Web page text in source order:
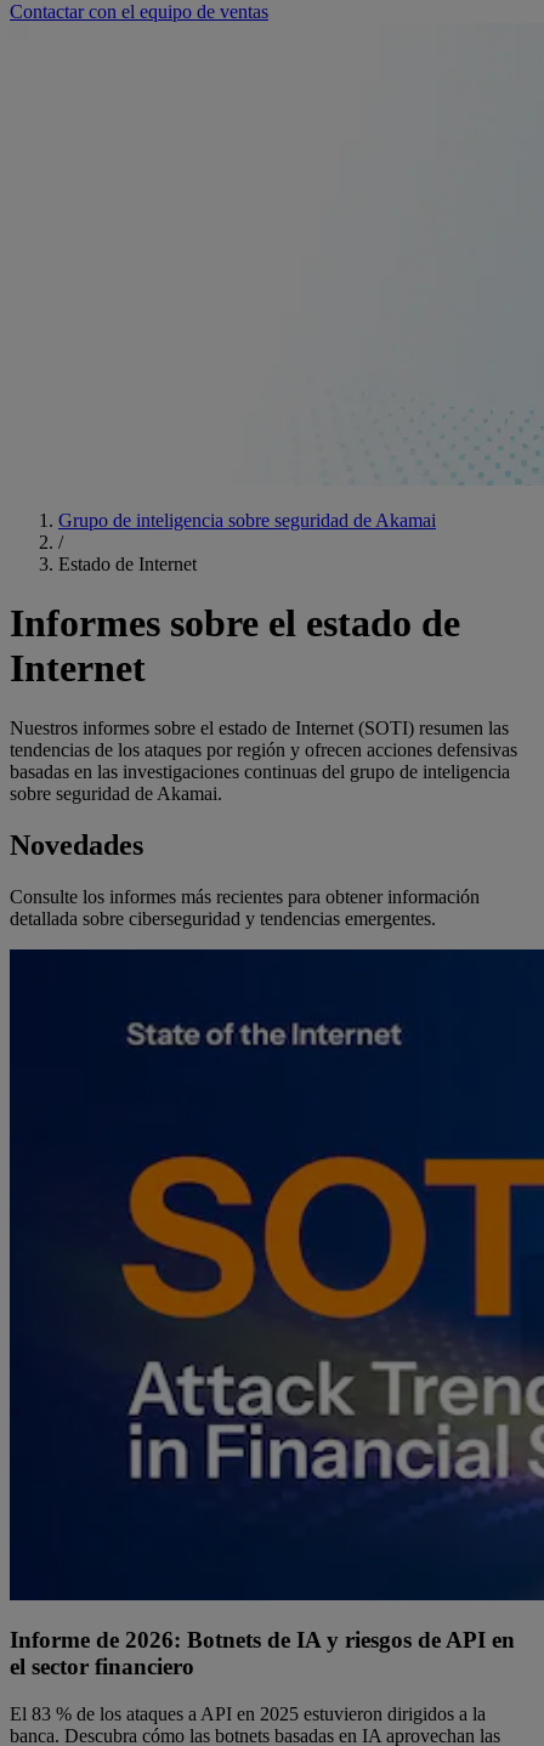
Contactar con el equipo de ventas
Grupo de inteligencia sobre seguridad de Akamai
/
Estado de Internet
Informes sobre el estado de
Internet
Nuestros informes sobre el estado de Internet (SOTI) resumen las
tendencias de los ataques por región y ofrecen acciones defensivas
basadas en las investigaciones continuas del grupo de inteligencia
sobre seguridad de Akamai.
Novedades
Consulte los informes más recientes para obtener información
detallada sobre ciberseguridad y tendencias emergentes.
Informe de 2026: Botnets de IA y riesgos de API en
el sector financiero
El 83 % de los ataques a API en 2025 estuvieron dirigidos a la
banca. Descubra cómo las botnets basadas en IA aprovechan las